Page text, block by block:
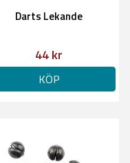
Darts Lekande
44 kr
KÖP